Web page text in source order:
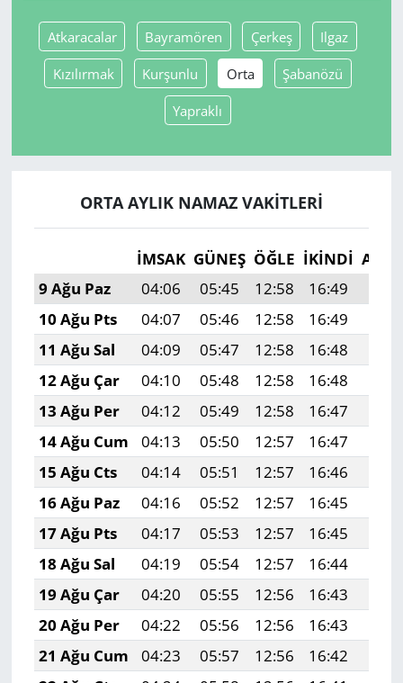
Atkaracalar Bayramören Çerkeş Ilgaz
Kızılırmak Kurşunlu Orta Şabanözü
Yapraklı
ORTA AYLIK NAMAZ VAKITLERI
İMSAK GÜNEŞ ÖĞLE İKINDI
9 Ağu Paz
04:06 05:45 12:58 16:49
10 Ağu Pts
04:07 05:46 12:58 16:49
11 Ağu Sal
04:09 05:47 12:58 16:48
12 Ağu Çar
04:10 05:48 12:58 16:48
13 Ağu Per
04:12 05:49 12:58 16:47
14 Ağu Cum
04:13 05:50 12:57 16:47
15 Ağu Cts
04:14 05:51 12:57 16:46
16 Ağu Paz
04:16 05:52 12:57 16:45
17 Ağu Pts
04:17 05:53 12:57 16:45
18 Ağu Sal
04:19 05:54 12:57 16:44
19 Ağu Çar
04:20 05:55 12:56 16:43
20 Ağu Per
04:22 05:56 12:56 16:43
21 Ağu Cum
04:23 05:57 12:56 16:42